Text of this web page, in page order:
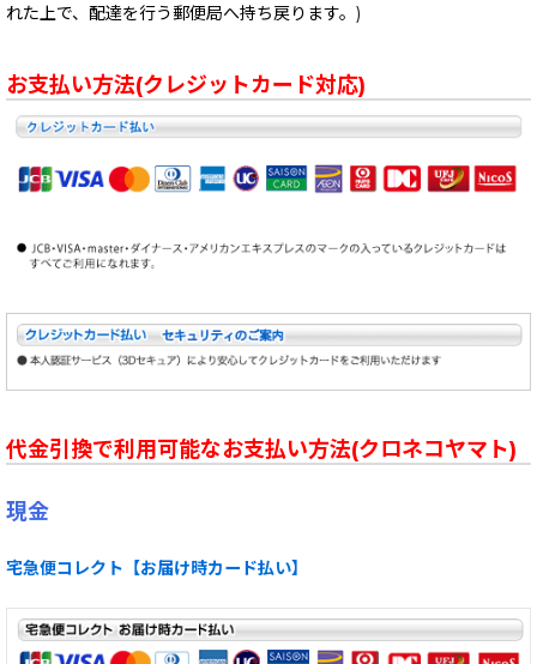
れた上で、配達を行う郵便局へ持ち戻ります。)
お支払い方法(クレジットカード対応)
代金引換で利用可能なお支払い方法(クロネコヤマト)
現金
宅急便コレクト【お届け時カード払い】